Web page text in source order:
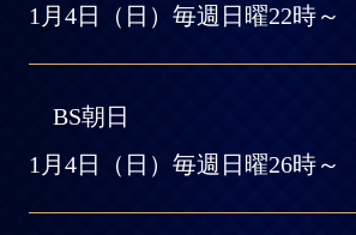
1月4日（日）毎週日曜22時～
BS朝日
1月4日（日）毎週日曜26時～